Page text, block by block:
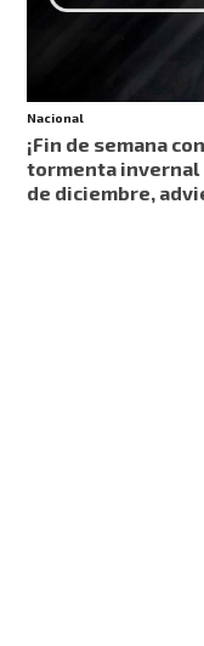
Nacional
¡Fin de semana
tormenta invernal
de diciembre,